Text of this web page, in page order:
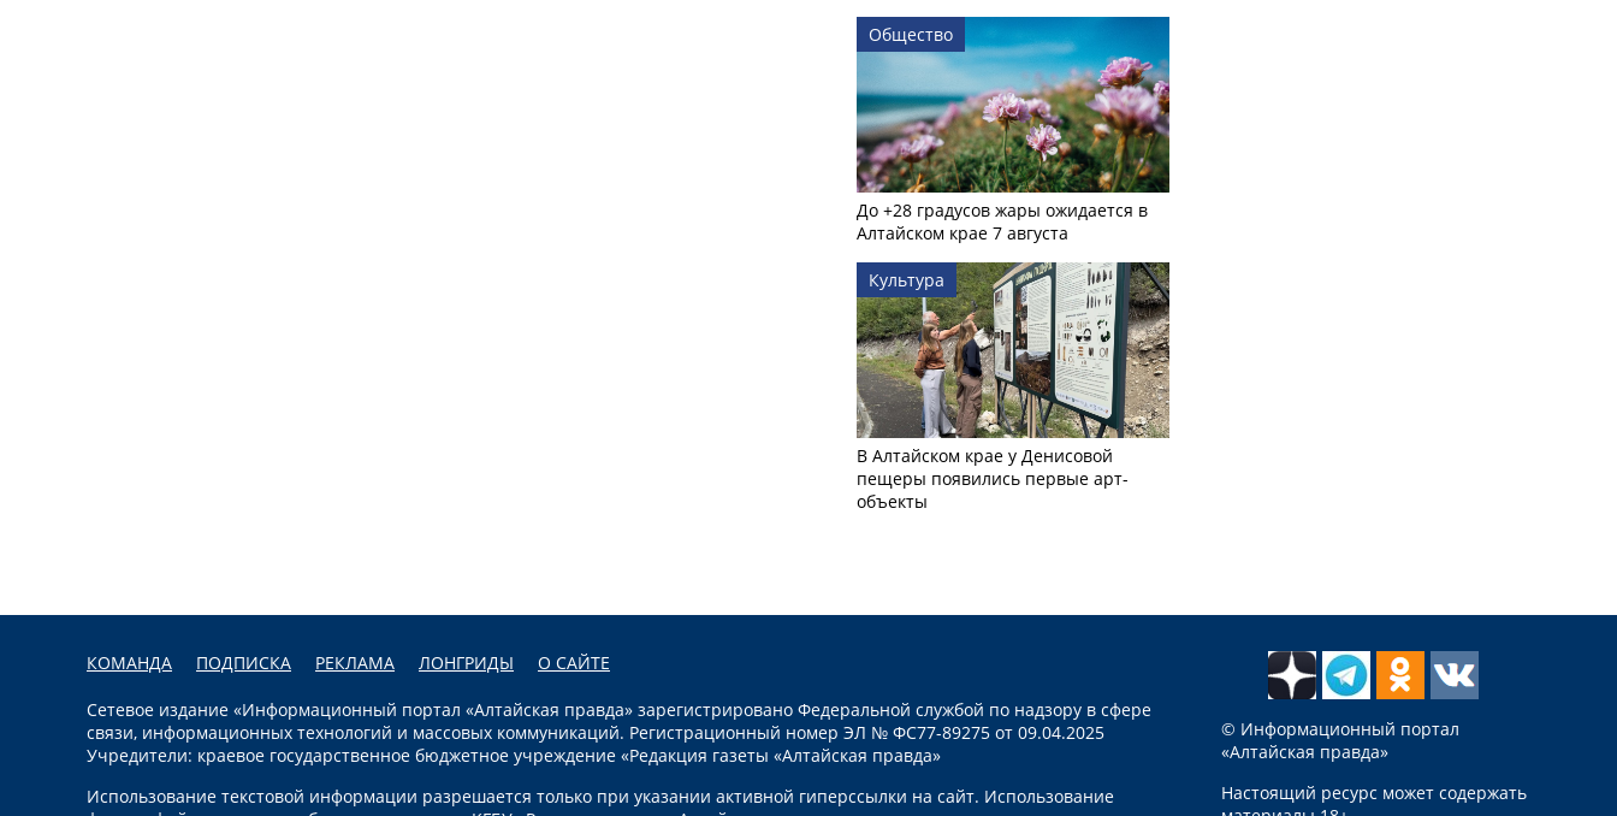
Общество
До +28 градусов жары ожидается в
Алтайском крае 7 августа
Культура
В Алтайском крае у Денисовой
пещеры появились первые арт-
объекты
КОМАНДА ПОДПИСКА РЕКЛАМА ЛОНГРИДЫ О САЙТЕ
Сетевое издание «Информационный портал «Алтайская правда» зарегистрировано Федеральной службой по надзору в сфере
связи, информационных технологий и массовых коммуникаций. Регистрационный номер ЭЛ № ФС77-89275 от 09.04.2025
Учредители: краевое государственное бюджетное учреждение «Редакция газеты «Алтайская правда»
Использование текстовой информации разрешается только при указании активной гиперссылки на сайт. Использование
© Информационный портал
«Алтайская правда»
Настоящий ресурс может содержать